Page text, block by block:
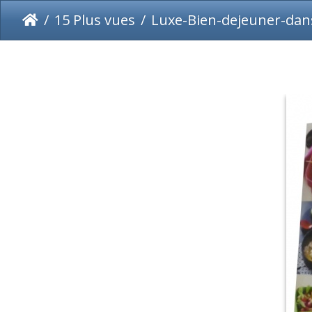
15 Plus vues Luxe-Bien-dejeuner-dans-ma-